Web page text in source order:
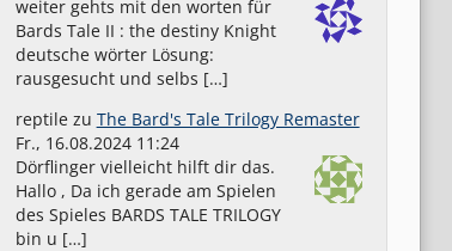
weiter gehts mit den worten für
Bards Tale II : the destiny Knight
deutsche wörter Lösung:
rausgesucht und selbs […]
reptilezu The Bard's Tale Trilogy Remaster
Fr., 16.08.2024 11:24
Dörflinger vielleicht hilft dir das.
Hallo , Da ich gerade am Spielen
des Spieles BARDS TALE TRILOGY
bin u […]